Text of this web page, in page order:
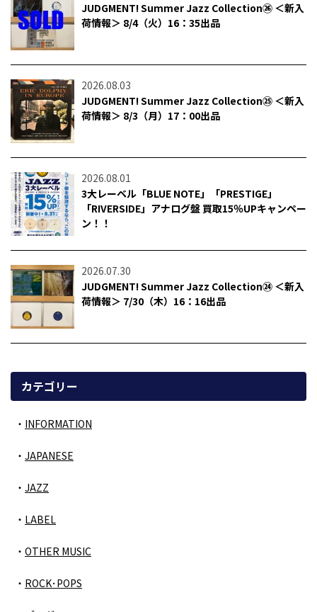
JUDGMENT! Summer Jazz Collection㉖ ＜新入
荷情報＞ 8/4（火）16：35出品
2026.08.03
JUDGMENT! Summer Jazz Collection㉕ ＜新入
荷情報＞ 8/3（月）17：00出品
2026.08.01
3大レーベル「BLUE NOTE」「PRESTIGE」
「RIVERSIDE」アナログ盤 買取15％UPキャンペー
ン！！
2026.07.30
JUDGMENT! Summer Jazz Collection㉔ ＜新入
荷情報＞ 7/30（木）16：16出品
カテゴリー
INFORMATION
JAPANESE
JAZZ
LABEL
OTHER MUSIC
ROCK･POPS